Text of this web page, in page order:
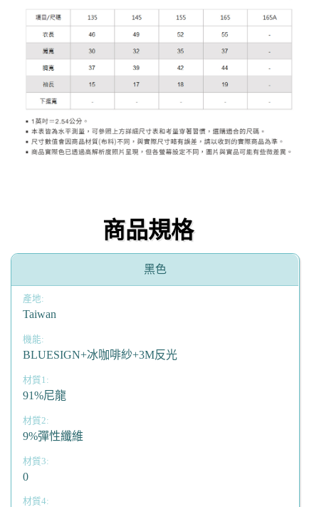
商品規格
黑色
Taiwan
BLUESIGN+冰咖啡紗+3M反光
91%尼龍
9%彈性纖維
0